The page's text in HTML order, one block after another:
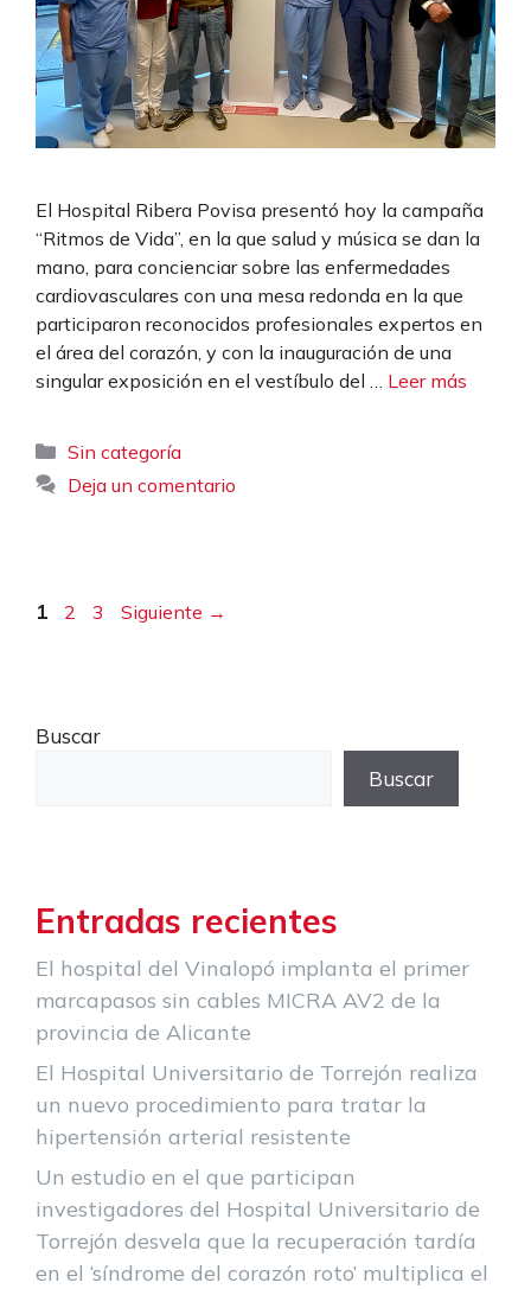
El Hospital Ribera Povisa presentó hoy la campaña
“Ritmos de Vida”, en la que salud y música se dan la
mano, para concienciar sobre las enfermedades
cardiovasculares con una mesa redonda en la que
participaron reconocidos profesionales expertos en
el área del corazón, y con la inauguración de una
singular exposición en el vestíbulo del … Leer más
Categorías
Sin categoría
Deja un comentario
Página
1 Página
2 Página
3 Siguiente →
Buscar
Buscar
Entradas recientes
El hospital del Vinalopó implanta el primer
marcapasos sin cables MICRA AV2 de la
provincia de Alicante
El Hospital Universitario de Torrejón realiza
un nuevo procedimiento para tratar la
hipertensión arterial resistente
Un estudio en el que participan
investigadores del Hospital Universitario de
Torrejón desvela que la recuperación tardía
en el ‘síndrome del corazón roto’ multiplica el